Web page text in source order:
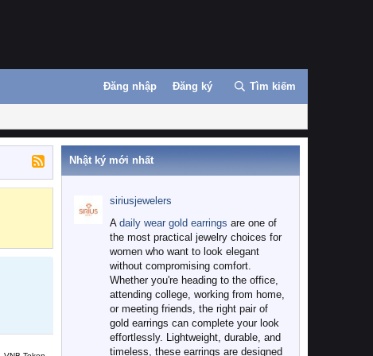
Đăng nhập Đăng ký Tìm kiếm
Nhật ký mới nhất
siriusjewelers
A daily wear gold earrings are one of
the most practical jewelry choices for
women who want to look elegant
without compromising comfort.
Whether you're heading to the office,
attending college, working from home,
or meeting friends, the right pair of
gold earrings can complete your look
effortlessly. Lightweight, durable, and
timeless, these earrings are designed